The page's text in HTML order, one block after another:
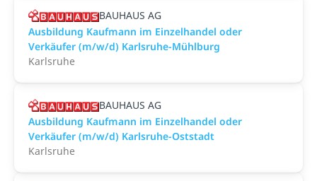
BAUHAUS AG
Ausbildung Kaufmann im Einzelhandel oder
Verkäufer (m/w/d) Karlsruhe-Mühlburg
Karlsruhe
BAUHAUS AG
Ausbildung Kaufmann im Einzelhandel oder
Verkäufer (m/w/d) Karlsruhe-Oststadt
Karlsruhe